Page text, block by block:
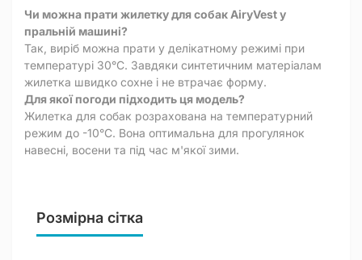
Чи можна прати жилетку для собак AiryVest у
пральній машині?
Так, виріб можна прати у делікатному режимі при
температурі 30°C. Завдяки синтетичним матеріалам
жилетка швидко сохне і не втрачає форму.
Для якої погоди підходить ця модель?
Жилетка для собак розрахована на температурний
режим до -10°C. Вона оптимальна для прогулянок
навесні, восени та під час м'якої зими.
Розмірна сітка